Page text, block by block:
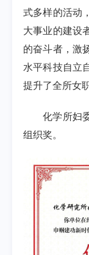
式多样的活动
大事业的建设
的奋斗者，激
水平科技自立
提升了全所女
化学所妇
组织奖。